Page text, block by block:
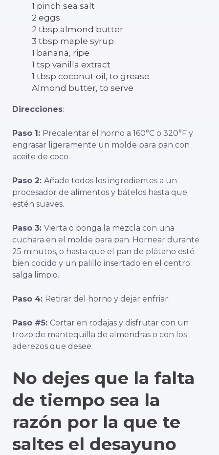
1 pinch sea salt
2 eggs
2 tbsp almond butter
3 tbsp maple syrup
1 banana, ripe
1 tsp vanilla extract
1 tbsp coconut oil, to grease
Almond butter, to serve
Direcciones:
Paso 1: Precalentar el horno a 160°C o 320°F y
engrasar ligeramente un molde para pan con
aceite de coco.
Paso 2: Añade todos los ingredientes a un
procesador de alimentos y bátelos hasta que
estén suaves.
Paso 3: Vierta o ponga la mezcla con una
cuchara en el molde para pan. Hornear durante
25 minutos, o hasta que el pan de plátano esté
bien cocido y un palillo insertado en el centro
salga limpio.
Paso 4: Retirar del horno y dejar enfriar.
Paso #5: Cortar en rodajas y disfrutar con un
trozo de mantequilla de almendras o con los
aderezos que desee.
No dejes que la falta
de tiempo sea la
razón por la que te
saltes el desayuno